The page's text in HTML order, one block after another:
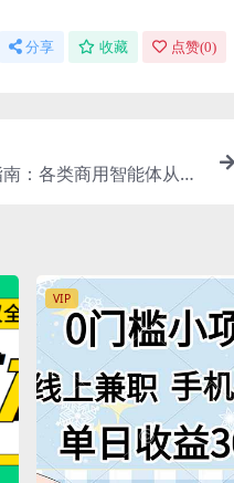
分享 收藏 点赞(0)
：各类商用智能体从零
VIP